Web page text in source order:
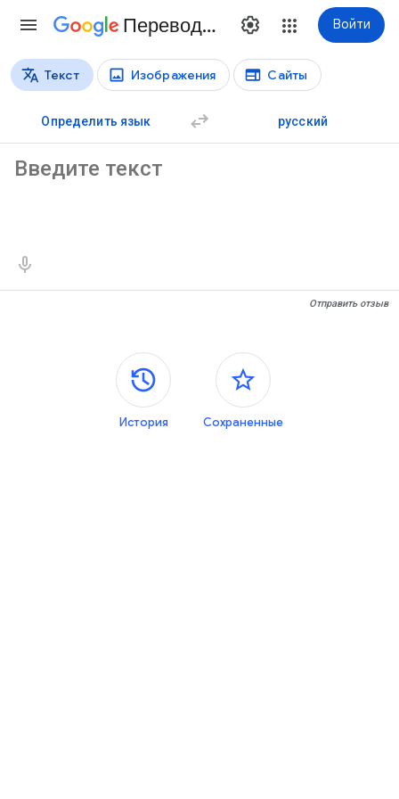
Переводчик Войти
Виды перевода
Текст Изображения Сайты
Определить язык русский
Отправить отзыв
Боковые панели
История Сохраненные